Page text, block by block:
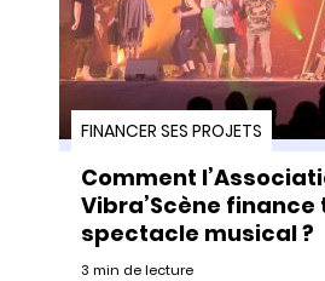
FINANCER SES PROJETS
Comment
Vibra’Scène
spectacle musical ?
3 min de lecture